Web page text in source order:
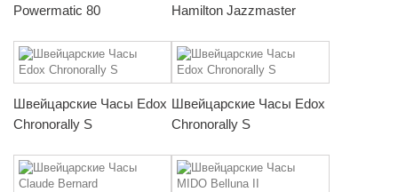
Powermatic 80
Hamilton Jazzmaster
Швейцарские Часы Edox
Chronorally S
Швейцарские Часы Edox
Chronorally S